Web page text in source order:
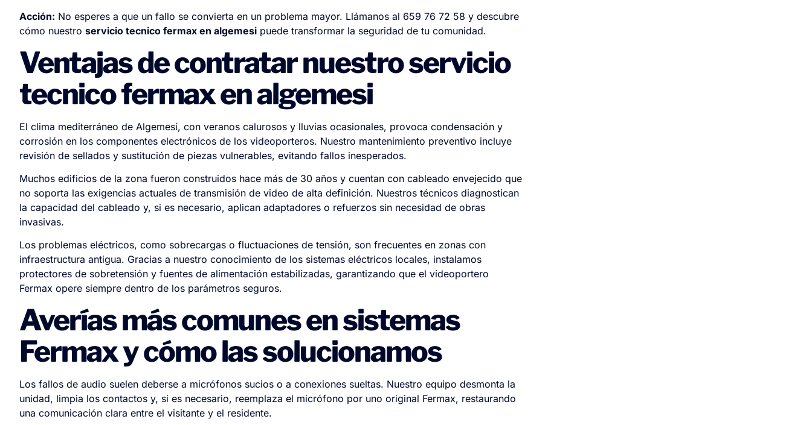
Acción: No esperes a que un fallo se convierta en un problema mayor. Llámanos al 659 76 72 58 y descubre
cómo nuestro servicio tecnico fermax en algemesi puede transformar la seguridad de tu comunidad.
Ventajas de contratar nuestro servicio
tecnico fermax en algemesi
El clima mediterráneo de Algemesí, con veranos calurosos y lluvias ocasionales, provoca condensación y
corrosión en los componentes electrónicos de los videoporteros. Nuestro mantenimiento preventivo incluye
revisión de sellados y sustitución de piezas vulnerables, evitando fallos inesperados.
Muchos edificios de la zona fueron construidos hace más de 30 años y cuentan con cableado envejecido que
no soporta las exigencias actuales de transmisión de video de alta definición. Nuestros técnicos diagnostican
la capacidad del cableado y, si es necesario, aplican adaptadores o refuerzos sin necesidad de obras
invasivas.
Los problemas eléctricos, como sobrecargas o fluctuaciones de tensión, son frecuentes en zonas con
infraestructura antigua. Gracias a nuestro conocimiento de los sistemas eléctricos locales, instalamos
protectores de sobretensión y fuentes de alimentación estabilizadas, garantizando que el videoportero
Fermax opere siempre dentro de los parámetros seguros.
Averías más comunes en sistemas
Fermax y cómo las solucionamos
Los fallos de audio suelen deberse a micrófonos sucios o a conexiones sueltas. Nuestro equipo desmonta la
unidad, limpia los contactos y, si es necesario, reemplaza el micrófono por uno original Fermax, restaurando
una comunicación clara entre el visitante y el residente.